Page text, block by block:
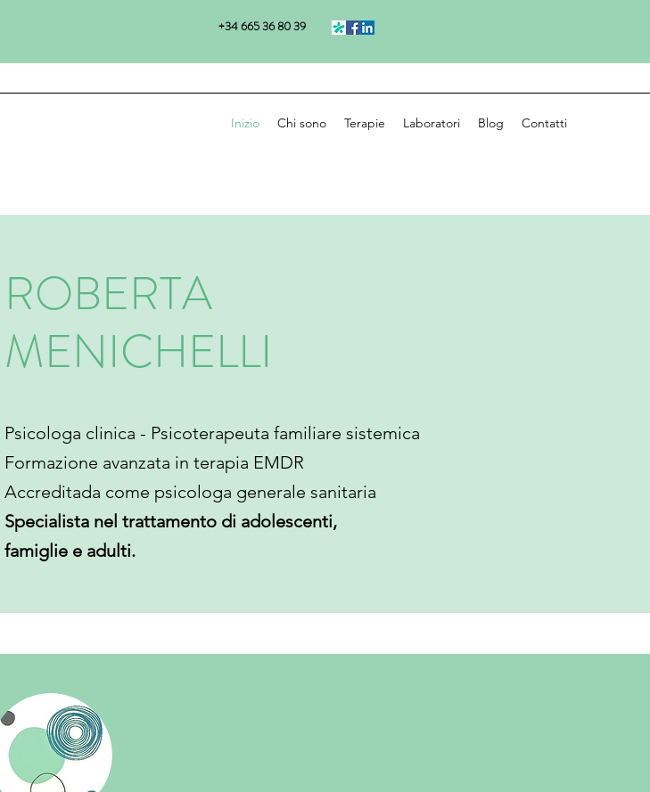
+34 665 36 80 39
Inizio Chi sono Terapie Laboratori Blog Contatti
ROBERTA
MENICHELLI
Psicologa clinica - Psicoterapeuta familiare sistemica
Formazione avanzata in terapia EMDR
Accreditada come psicologa generale sanitaria
Specialista nel trattamento di adolescenti,
famiglie e adulti.